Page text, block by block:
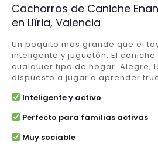
Cachorros de Caniche
en Llíria, Valencia
Un poquito más grande que el
inteligente y juguetón. El
cualquier tipo de hogar. Alegre,
dispuesto a jugar o aprender
Inteligente y activo
Perfecto para familias activas
Muy sociable